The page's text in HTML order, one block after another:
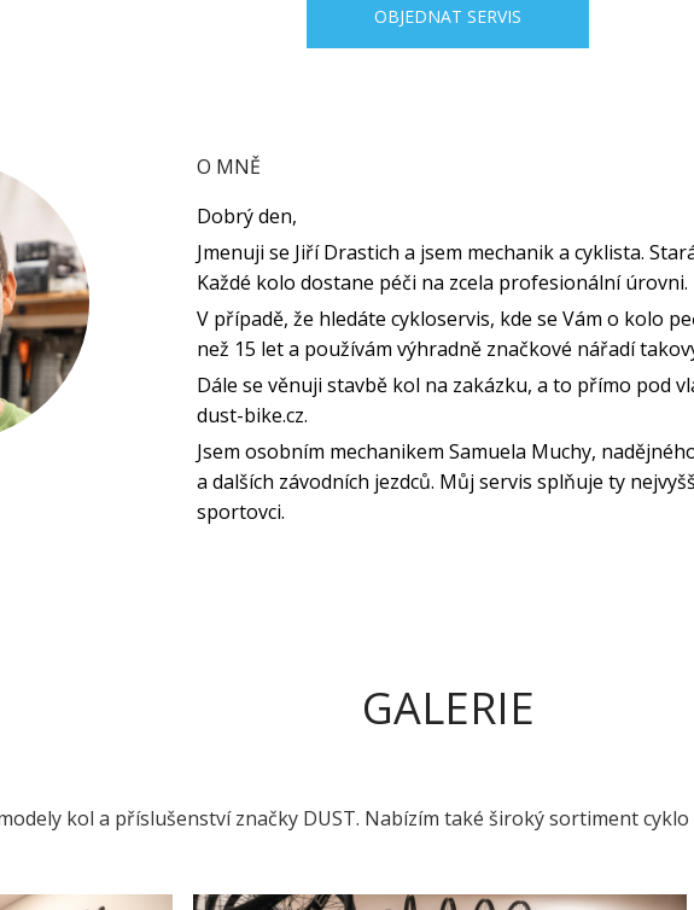
OBJEDNAT SERVIS
O MNĚ
Dobrý den,
Jmenuji se Jiří Drastich a jsem mechanik a cyklista.
Každé kolo dostane péči na zcela profesionální úrovni.
V případě, že hledáte cykloservis, kde se Vám o kolo
než 15 let a používám výhradně značkové nářadí
Dále se věnuji stavbě kol na zakázku, a to přímo pod
dust-bike.cz.
Jsem osobním mechanikem Samuela Muchy,
a dalších závodních jezdců. Můj servis splňuje ty
sportovci.
GALERIE
kol a příslušenství značky DUST. Nabízím také široký sortiment